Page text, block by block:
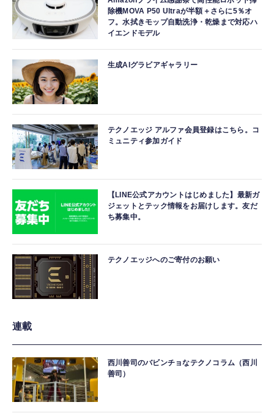
除機MOVA P50 Ultraが半額＋さらに5％オ
フ。水拭きモップ自動洗浄・乾燥まで対応ハ
イエンドモデル
生成AIグラビアギャラリー
テクノエッジ アルファ会員登録はこちら。コ
ミュニティ参加ガイド
【LINE公式アカウントはじめました】最新ガ
ジェットとテック情報をお届けします。友だ
ち募集中。
テクノエッジへのご寄付のお願い
連載
西川善司のバビンチョなテクノコラム（西川
善司）